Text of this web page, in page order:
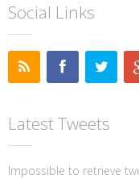
Social Links
Latest Tweets
Impossible to retrieve